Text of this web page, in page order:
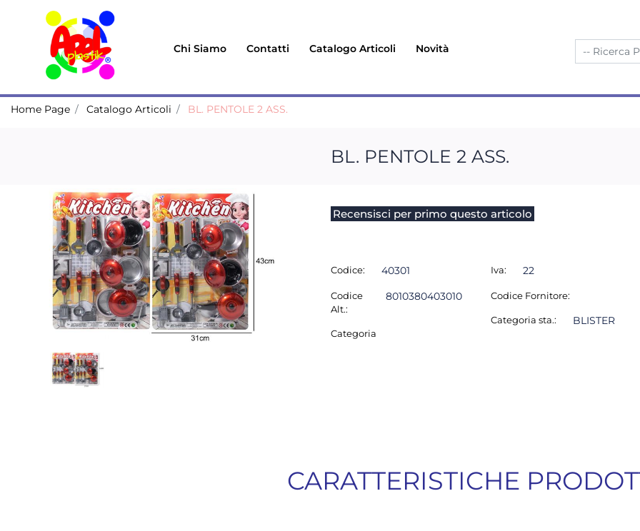
Chi Siamo Contatti Catalogo Articoli Novità
Home Page Catalogo Articoli BL. PENTOLE 2 ASS.
BL. PENTOLE 2 ASS.
Recensisci per primo questo articolo
Codice: 40301
Codice
Alt.:
8010380403010
Categoria
Iva: 22
Codice Fornitore:
Categoria sta.: BLISTER
CARATTERISTICHE